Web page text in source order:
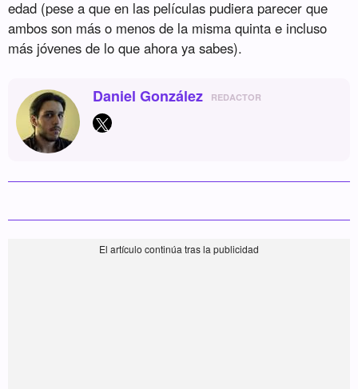
edad (pese a que en las películas pudiera parecer que
ambos son más o menos de la misma quinta e incluso
más jóvenes de lo que ahora ya sabes).
Daniel González REDACTOR